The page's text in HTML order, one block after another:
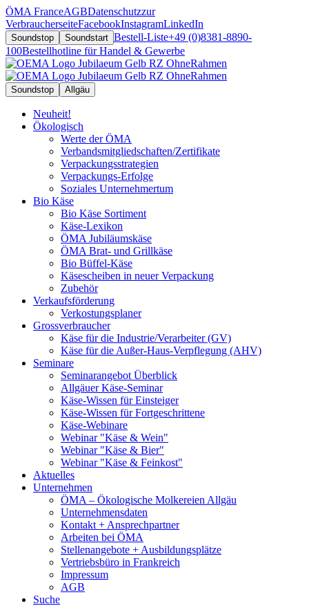
ÖMA FranceAGBDatenschutzzur
VerbraucherseiteFacebookInstagramLinkedIn
Soundstop Soundstart Bestell-Liste+49 (0)8381-8890-
100Bestellhotline für Handel & Gewerbe
Soundstop Allgäu
Neuheit!
Ökologisch
Werte der ÖMA
Verbandsmitgliedschaften/Zertifikate
Verpackungsstrategien
Verpackungs-Erfolge
Soziales Unternehmertum
Bio Käse
Bio Käse Sortiment
Käse-Lexikon
ÖMA Jubiläumskäse
ÖMA Brat- und Grillkäse
Bio Büffel-Käse
Käsescheiben in neuer Verpackung
Zubehör
Verkaufsförderung
Verkostungsplaner
Grossverbraucher
Käse für die Industrie/Verarbeiter (GV)
Käse für die Außer-Haus-Verpflegung (AHV)
Seminare
Seminarangebot Überblick
Allgäuer Käse-Seminar
Käse-Wissen für Einsteiger
Käse-Wissen für Fortgeschrittene
Käse-Webinare
Webinar "Käse & Wein"
Webinar "Käse & Bier"
Webinar "Käse & Feinkost"
Aktuelles
Unternehmen
ÖMA – Ökologische Molkereien Allgäu
Unternehmensdaten
Kontakt + Ansprechpartner
Arbeiten bei ÖMA
Stellenangebote + Ausbildungsplätze
Vertriebsbüro in Frankreich
Impressum
AGB
Suche